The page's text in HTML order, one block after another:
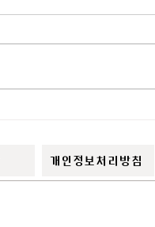
테스트용2
개인정보처리방침